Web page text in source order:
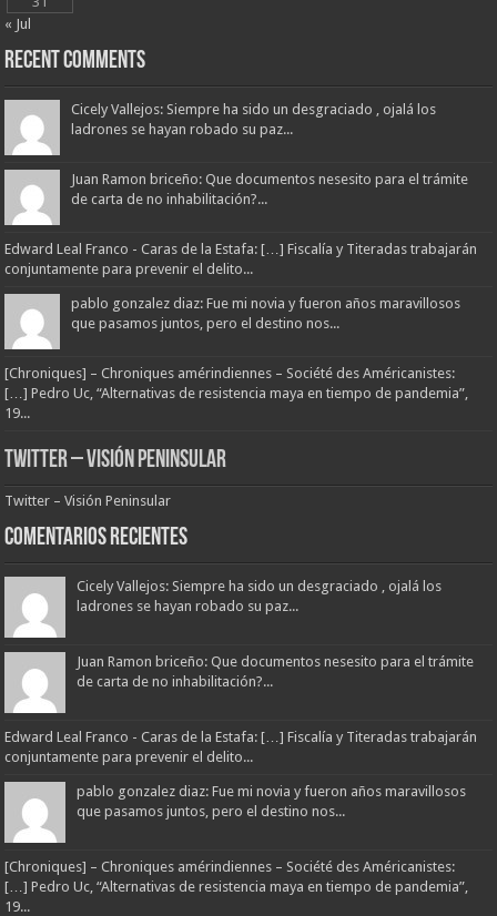
« Jul
Recent Comments
Cicely Vallejos: Siempre ha sido un desgraciado , ojalá los
ladrones se hayan robado su paz...
Juan Ramon briceño: Que documentos nesesito para el trámite
de carta de no inhabilitación?...
Edward Leal Franco - Caras de la Estafa: […] Fiscalía y Titeradas trabajarán
conjuntamente para prevenir el delito...
pablo gonzalez diaz: Fue mi novia y fueron años maravillosos
que pasamos juntos, pero el destino nos...
[Chroniques] – Chroniques amérindiennes – Société des Américanistes:
[…] Pedro Uc, “Alternativas de resistencia maya en tiempo de pandemia”,
19...
Twitter – Visión Peninsular
Twitter – Visión Peninsular
Comentarios Recientes
Cicely Vallejos: Siempre ha sido un desgraciado , ojalá los
ladrones se hayan robado su paz...
Juan Ramon briceño: Que documentos nesesito para el trámite
de carta de no inhabilitación?...
Edward Leal Franco - Caras de la Estafa: […] Fiscalía y Titeradas trabajarán
conjuntamente para prevenir el delito...
pablo gonzalez diaz: Fue mi novia y fueron años maravillosos
que pasamos juntos, pero el destino nos...
[Chroniques] – Chroniques amérindiennes – Société des Américanistes:
[…] Pedro Uc, “Alternativas de resistencia maya en tiempo de pandemia”,
19...